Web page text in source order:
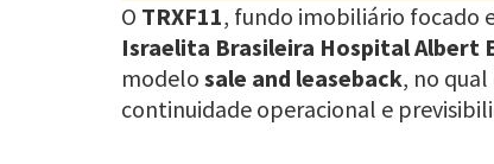
O TRXF11, fundo imobiliário focado
Israelita Brasileira Hospital Albert
modelo sale and leaseback, no
continuidade operacional e